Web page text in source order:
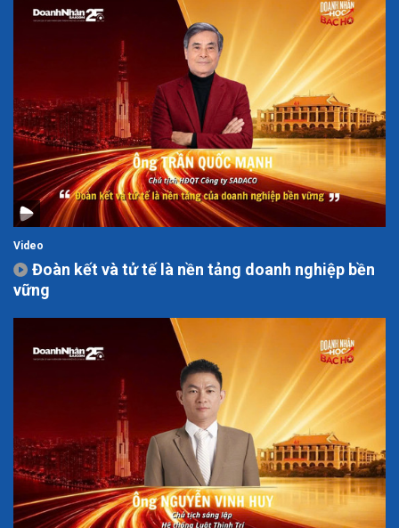
Video
Đoàn kết và tử tế là nền tảng doanh nghiệp bền
vững